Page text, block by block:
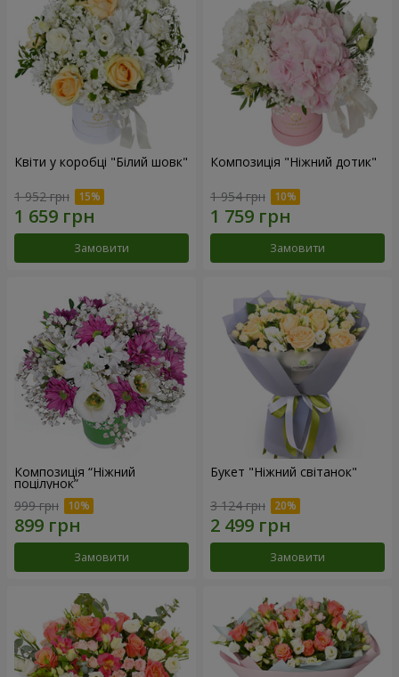
Квіти у коробці "Білий шовк"
1 952 грн
Замовити
Композиція "Ніжний дотик"
1 954 грн
Замовити
Композиція “Ніжний
поцілунок”
999 грн
Замовити
Букет "Ніжний світанок"
3 124 грн
Замовити